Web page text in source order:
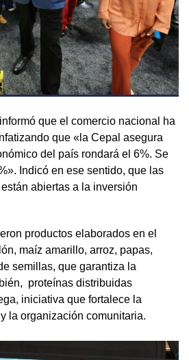
que el comercio nacional ha
que «la Cepal asegura
del país rondará el 6%. Se
Indicó en ese sentido, que las
abiertas a la inversión
productos elaborados en el
maíz amarillo, arroz, papas,
semillas, que garantiza la
proteínas distribuidas
iniciativa que fortalece la
la organización comunitaria.